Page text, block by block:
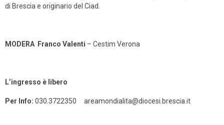
di Brescia e originario del Ciad.
MODERA Franco Valenti – Cestim Verona
L’ingresso è libero
Per Info: 030.3722350 areamondialita@diocesi.brescia.it